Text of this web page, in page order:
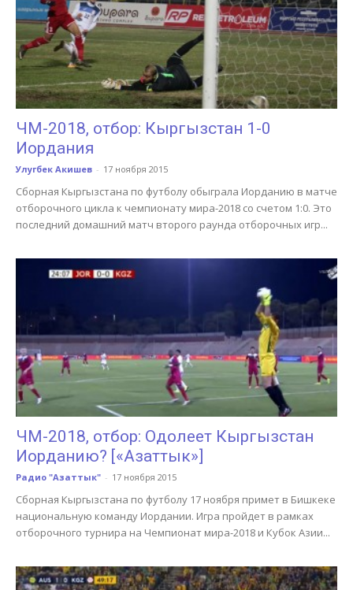
ЧМ-2018, отбор: Кыргызстан 1-0
Иордания
Улугбек Акишев - 17 ноября 2015
Сборная Кыргызстана по футболу обыграла Иорданию в матче
отборочного цикла к чемпионату мира-2018 со счетом 1:0. Это
последний домашний матч второго раунда отборочных игр...
ЧМ-2018, отбор: Одолеет Кыргызстан
Иорданию? [«Азаттык»]
Радио "Азаттык" - 17 ноября 2015
Сборная Кыргызстана по футболу 17 ноября примет в Бишкеке
национальную команду Иордании. Игра пройдет в рамках
отборочного турнира на Чемпионат мира-2018 и Кубок Азии...